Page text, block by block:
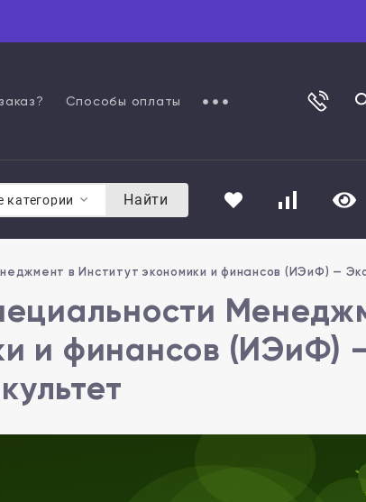
Способы оплаты
категории Найти
в Институт экономики и финансов (ИЭиФ) —
и финансов (ИЭиФ)